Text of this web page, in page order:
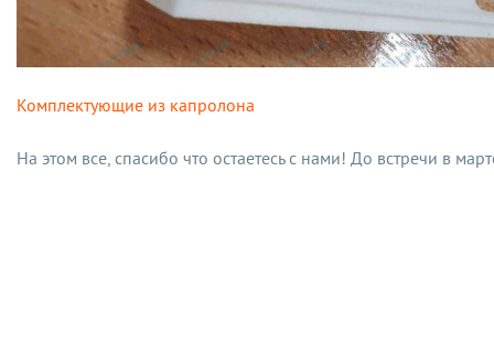
Комплектующие из капролона
На этом все, спасибо что остаетесь с нами! До встречи в